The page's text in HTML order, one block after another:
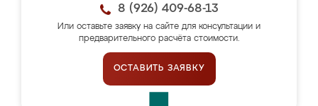
8 (926) 409-68-13
Или оставьте заявку на сайте для консультации и
предварительного расчёта стоимости.
ОСТАВИТЬ ЗАЯВКУ